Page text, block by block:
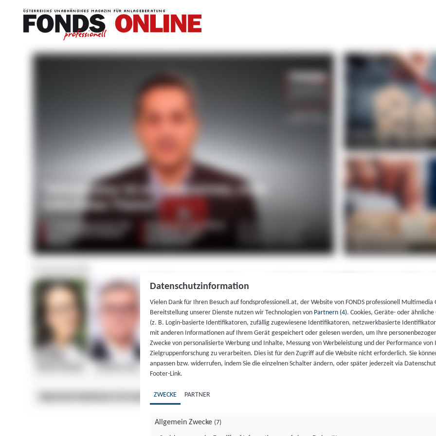
Datenschutzinformation
Vielen Dank für Ihren Besuch auf fondsprofessionell.at, der Website von FONDS professionell
Bereitstellung unserer Dienste nutzen wir Technologien von Partnern (4). Cookies, Geräte- oder
(z. B. Login-basierte Identifikatoren, zufällig zugewiesene Identifikatoren, netzwerkbasierte
mit anderen Informationen auf Ihrem Gerät gespeichert oder gelesen werden, um Ihre
Zwecke von personalisierte Werbung und Inhalte, Messung von Werbeleistung und der Performance von
Zielgruppenforschung zu verarbeiten. Dies ist für den Zugriff auf die Website nicht erforderlich. Sie
anpassen bzw. widerrufen, indem Sie die einzelnen Schalter ändern, oder später jederzeit via
Footer-Link.
ZWECKE PARTNER
Allgemein Zwecke (7)